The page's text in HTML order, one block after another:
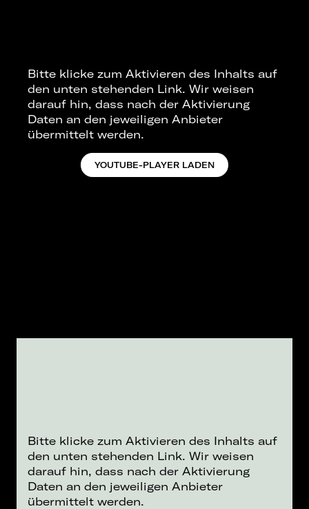
Bitte klicke zum Aktivieren des Inhalts auf
den unten stehenden Link. Wir weisen
darauf hin, dass nach der Aktivierung
Daten an den jeweiligen Anbieter
übermittelt werden.
YOUTUBE-PLAYER LADEN
Bitte klicke zum Aktivieren des Inhalts auf
den unten stehenden Link. Wir weisen
darauf hin, dass nach der Aktivierung
Daten an den jeweiligen Anbieter
übermittelt werden.